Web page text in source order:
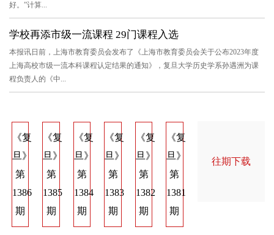
好。”计算...
学校再添市级一流课程 29门课程入选
本报讯日前，上海市教育委员会发布了《上海市教育委员会关于公布2023年度
上海高校市级一流本科课程认定结果的通知》，复旦大学历史学系孙遇洲为课
程负责人的《中...
《复
旦》
第
1386
期
《复
旦》
第
1385
期
《复
旦》
第
1384
期
《复
旦》
第
1383
期
《复
旦》
第
1382
期
《复
旦》
第
1381
期
旦》
往期下载